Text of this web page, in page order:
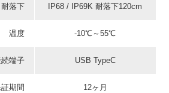
落下 IP68 / IP69K 耐落下120cm
温度 -10℃～55℃
端子 USB TypeC
期間 12ヶ月